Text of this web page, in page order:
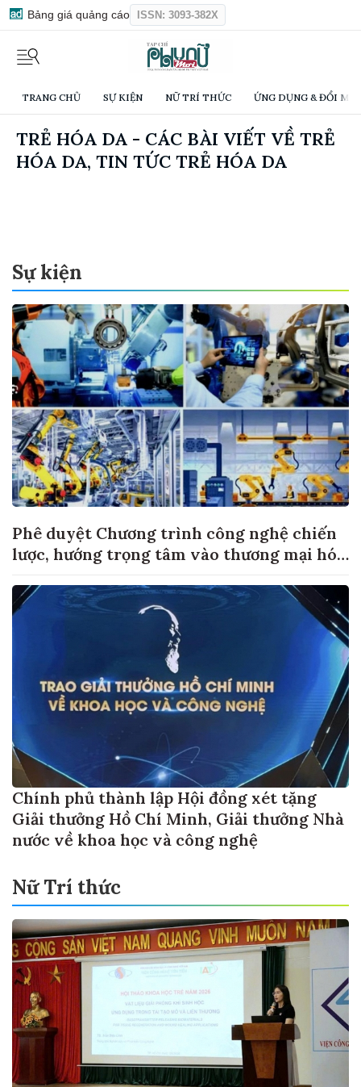
Bảng giá quảng cáo ISSN: 3093-382X
TRANG CHỦ SỰ KIỆN NỮ TRÍ THỨC ỨNG DỤNG & ĐỔI
TRẺ HÓA DA - CÁC BÀI VIẾT VỀ TRẺ
HÓA DA, TIN TỨC TRẺ HÓA DA
Sự kiện
Phê duyệt Chương trình công nghệ chiến
lược, hướng trọng tâm vào thương mại hóa
Chính phủ thành lập Hội đồng xét tặng
Giải thưởng Hồ Chí Minh, Giải thưởng Nhà
nước về khoa học và công nghệ
Nữ Trí thức